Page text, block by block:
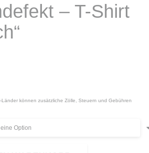
– T-Shirt
Länder können zusätzliche Zölle, Steuern und Gebühren